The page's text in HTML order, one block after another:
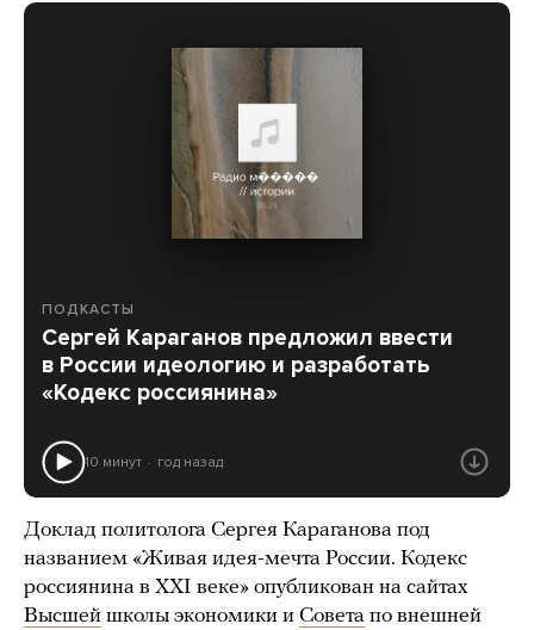
ПОДКАСТЫ
Сергей Караганов предложил ввести
в России идеологию и разработать
«Кодекс россиянина»
10 минут год назад
Доклад политолога Сергея Караганова под
названием «Живая идея-мечта России. Кодекс
россиянина в ХХI веке» опубликован на сайтах
Высшей школы экономики и Совета по внешней